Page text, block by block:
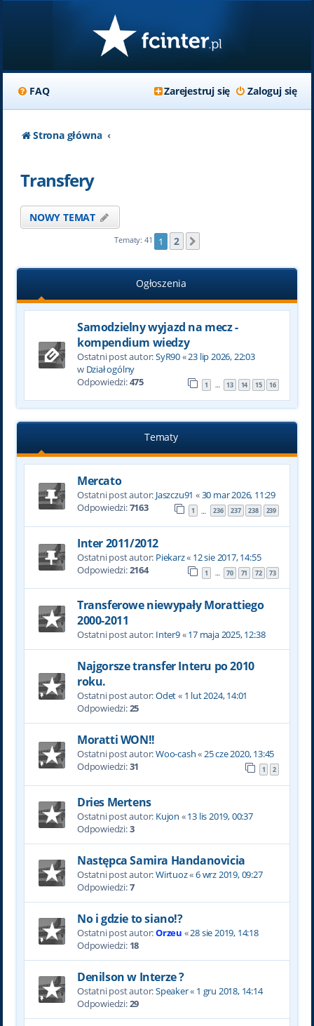
FAQ Zaloguj się
Zarejestruj się
Strona główna
Transfery
NOWY TEMAT
Tematy: 41 1 2
Ogłoszenia
Samodzielny wyjazd na mecz -
kompendium wiedzy
Ostatni post autor:SyR90«23 lip 2026, 22:03
w Dział ogólny
Odpowiedzi:475 1 … 13 14 15 16
Tematy
Mercato
Ostatni post autor: Jaszczu91 «30 mar 2026, 11:29
Odpowiedzi:7163 1 … 236 237 238 239
Inter 2011/2012
Ostatni post autor: Piekarz« 12 sie 2017, 14:55
Odpowiedzi:2164 1 … 70 71 72 73
Transferowe niewypały Morattiego
2000-2011
Ostatni post autor: Inter9«17 maja 2025, 12:38
Najgorsze transfer Interu po 2010
roku.
Ostatni post autor:Odet« 1 lut 2024, 14:01
Odpowiedzi:25
Moratti WON!!
Ostatni post autor:Woo-cash«25 cze 2020, 13:45
Odpowiedzi:31 1 2
Dries Mertens
Ostatni post autor: Kujon «13 lis 2019, 00:37
Odpowiedzi:3
Następca Samira Handanovicia
Ostatni post autor:Wirtuoz«6 wrz 2019, 09:27
Odpowiedzi:7
No i gdzie to siano!?
Ostatni post autor:Orzeu «28 sie 2019, 14:18
Odpowiedzi: 18
Denilson w Interze ?
Ostatni post autor:Speaker« 1 gru 2018, 14:14
Odpowiedzi:29